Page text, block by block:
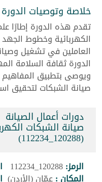
خلاصة وتوصيات الدورة
تقدم هذه الدورة إطارًا
الكهربائية وخطوط
العاملين في تشغيل
الدورة ثقافة السلامة
ويوصى بتطبيق المفاهيم
صيانة الشبكات لتحقيق
دورات أعمال الصيانة
صيانة الشبكات
(120288_112234)
الرمز:120288_112234
المكان :عمّان (الأردن)